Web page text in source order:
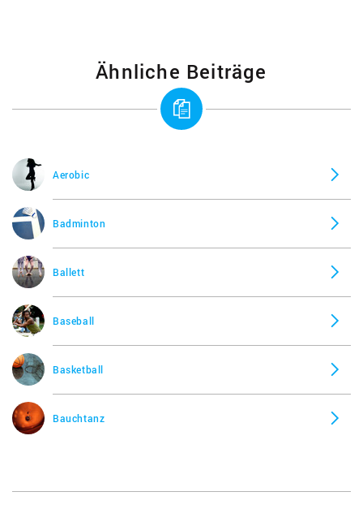
Ähnliche Beiträge
Aerobic
Badminton
Ballett
Baseball
Basketball
Bauchtanz